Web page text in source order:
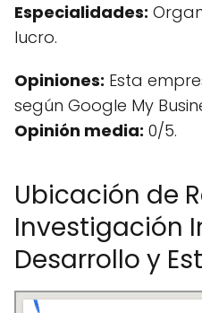
Especialidades:
lucro.
Opiniones: Esta
según Google My
Opinión media: 0/5.
Ubicación de
Investigación
Desarrollo y